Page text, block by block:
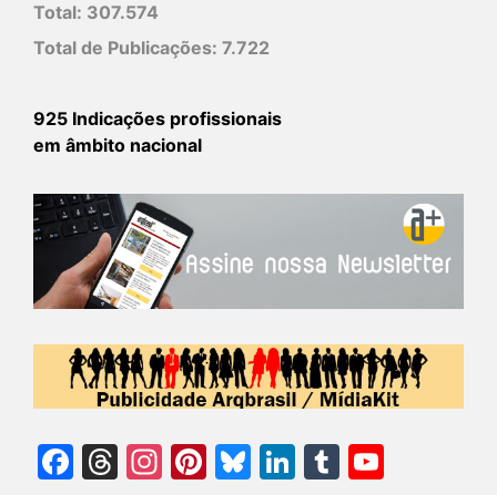
Total: 307.574
Total de Publicações: 7.722
925 Indicações profissionais
em âmbito nacional
Facebook
Threads
Instagram
Pinterest
Bluesky
LinkedIn
Tumblr